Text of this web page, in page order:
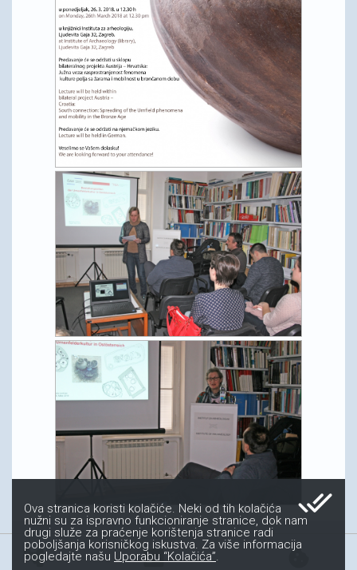
account_tree fact_check cookie
done_all
Ova stranica koristi kolačiće. Neki od tih kolačića
nužni su za ispravno funkcioniranje stranice, dok nam
drugi služe za praćenje korištenja stranice radi
poboljšanja korisničkog iskustva. Za više informacija
pogledajte našu Uporabu “Kolačića”.